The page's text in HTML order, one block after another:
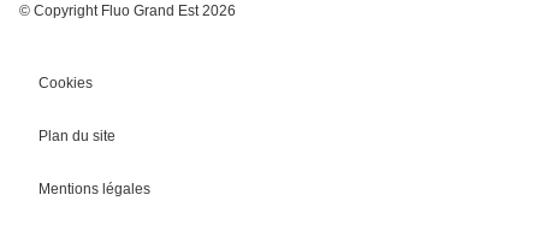
© Copyright Fluo Grand Est 2026
Cookies
Plan du site
Mentions légales